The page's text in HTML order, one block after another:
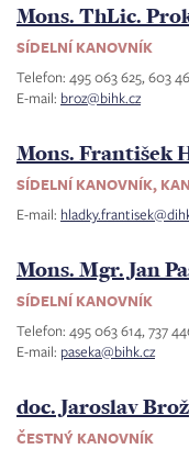
Mons. ThLic.
SÍDELNÍ KANOVNÍK
Telefon: 495 063 625, 603
E-mail: broz@bihk.cz
Mons. František
SÍDELNÍ KANOVNÍK,
E-mail:
Mons. Mgr. Jan
SÍDELNÍ KANOVNÍK
Telefon: 495 063 614, 737
E-mail: paseka@bihk.cz
doc. Jaroslav
ČESTNÝ KANOVNÍK